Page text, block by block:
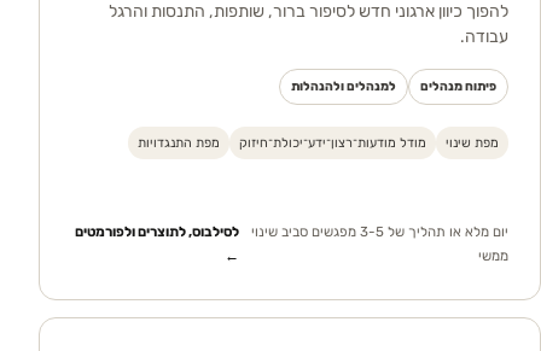
להפוך כיוון ארגוני חדש לסיפור ברור, שותפות, התנסות והרגל
עבודה.
פיתוח מנהלים למנהלים ולהנהלות
מפת שינוי מודל מודעות־רצון־ידע־יכולת־חיזוק מפת התנגדויות
יום מלא או תהליך של 3-5 מפגשים סביב שינוי
ממשי
לסילבוס, לתוצרים ולפורמטים
←